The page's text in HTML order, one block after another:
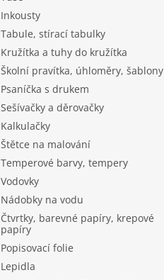
Inkousty
Tabule, stírací tabulky
Kružítka a tuhy do kružítka
Školní pravítka, úhloměry, šablony
Psaníčka s drukem
Sešívačky a děrovačky
Kalkulačky
Štětce na malování
Temperové barvy, tempery
Vodovky
Nádobky na vodu
Čtvrtky, barevné papíry, krepové
papíry
Popisovací folie
Lepidla